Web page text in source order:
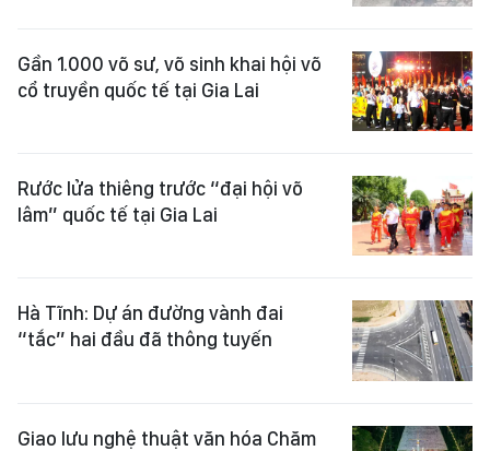
Gần 1.000 võ sư, võ sinh khai hội võ
cổ truyền quốc tế tại Gia Lai
Rước lửa thiêng trước “đại hội võ
lâm” quốc tế tại Gia Lai
Hà Tĩnh: Dự án đường vành đai
“tắc” hai đầu đã thông tuyến
Giao lưu nghệ thuật văn hóa Chăm